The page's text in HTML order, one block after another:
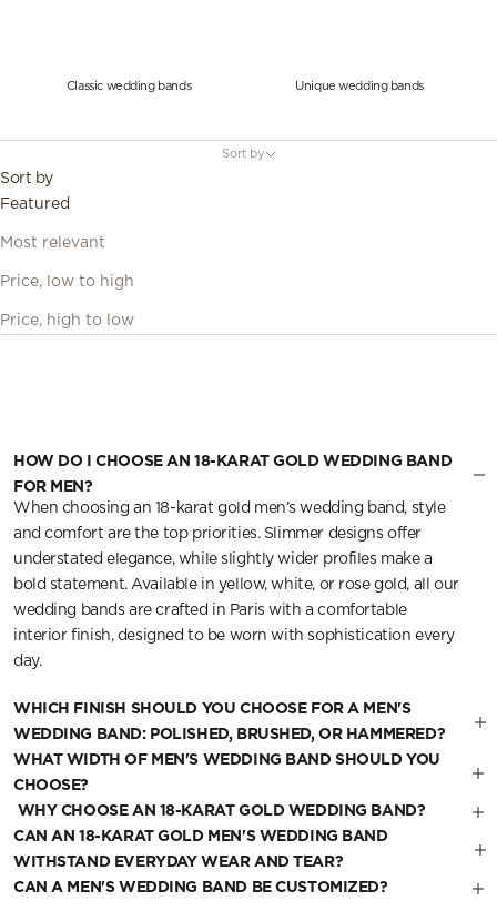
Classic wedding bands Unique wedding bands
Sort by
Sort by
Featured
Most relevant
Price, low to high
Price, high to low
HOW DO I CHOOSE AN 18-KARAT GOLD WEDDING BAND
FOR MEN?
When choosing an 18-karat gold men’s wedding band, style
and comfort are the top priorities. Slimmer designs offer
understated elegance, while slightly wider profiles make a
bold statement. Available in yellow, white, or rose gold, all our
wedding bands are crafted in Paris with a comfortable
interior finish, designed to be worn with sophistication every
day.
WHICH FINISH SHOULD YOU CHOOSE FOR A MEN'S
WEDDING BAND: POLISHED, BRUSHED, OR HAMMERED?
WHAT WIDTH OF MEN'S WEDDING BAND SHOULD YOU
CHOOSE?
WHY CHOOSE AN 18-KARAT GOLD WEDDING BAND?
CAN AN 18-KARAT GOLD MEN'S WEDDING BAND
WITHSTAND EVERYDAY WEAR AND TEAR?
CAN A MEN'S WEDDING BAND BE CUSTOMIZED?